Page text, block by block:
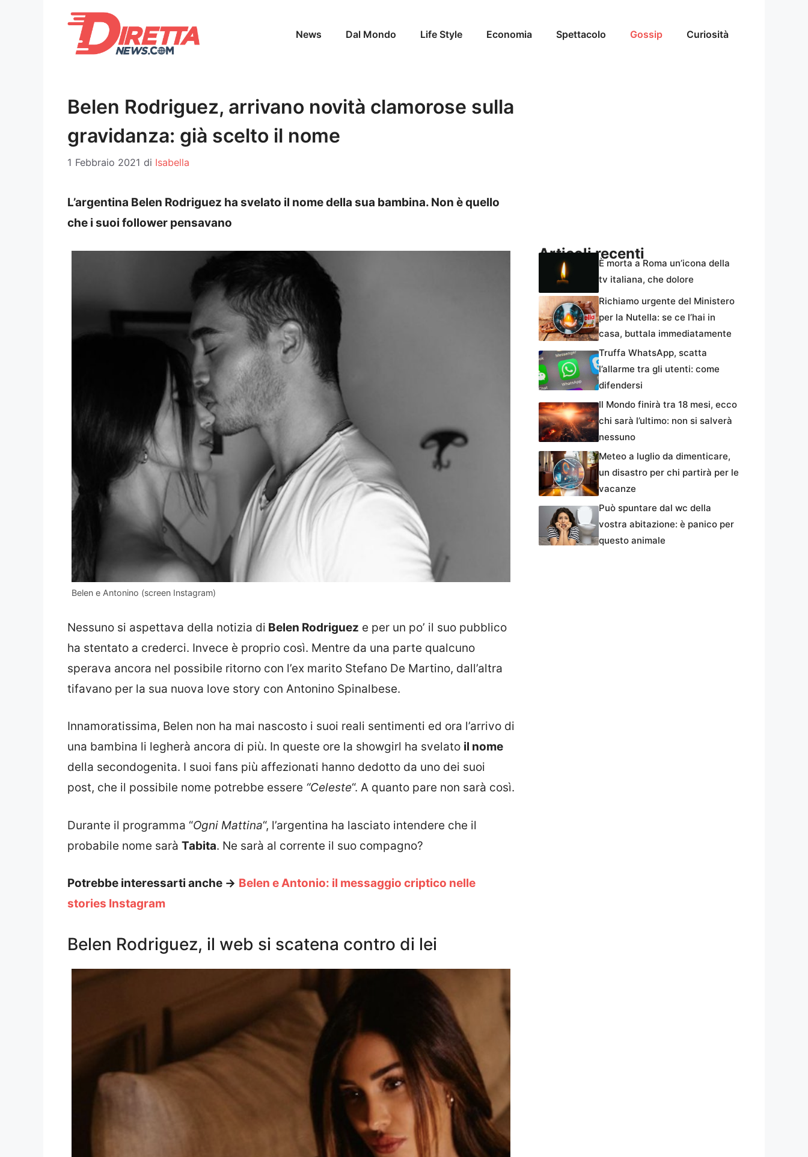
News Dal Mondo Life Style Economia Spettacolo Gossip Curiosità
Belen Rodriguez, arrivano novità clamorose sulla
gravidanza: già scelto il nome
1 Febbraio 2021 di Isabella
L’argentina Belen Rodriguez ha svelato il nome della sua bambina. Non è quello
che i suoi follower pensavano
Belen e Antonino (screen Instagram)
Nessuno si aspettava della notizia di Belen Rodriguez e per un po’ il suo pubblico
ha stentato a crederci. Invece è proprio così. Mentre da una parte qualcuno
sperava ancora nel possibile ritorno con l’ex marito Stefano De Martino, dall’altra
tifavano per la sua nuova love story con Antonino Spinalbese.
Innamoratissima, Belen non ha mai nascosto i suoi reali sentimenti ed ora l’arrivo di
una bambina li legherà ancora di più. In queste ore la showgirl ha svelato il nome
della secondogenita. I suoi fans più affezionati hanno dedotto da uno dei suoi
post, che il possibile nome potrebbe essere “Celeste“. A quanto pare non sarà così.
Durante il programma “Ogni Mattina“, l’argentina ha lasciato intendere che il
probabile nome sarà Tabita. Ne sarà al corrente il suo compagno?
Potrebbe interessarti anche -> Belen e Antonio: il messaggio criptico nelle
stories Instagram
Belen Rodriguez, il web si scatena contro di lei
Articoli recenti
È morta a Roma un’icona della
tv italiana, che dolore
Richiamo urgente del Ministero
per la Nutella: se ce l’hai in
casa, buttala immediatamente
Truffa WhatsApp, scatta
l’allarme tra gli utenti: come
difendersi
Il Mondo finirà tra 18 mesi, ecco
chi sarà l’ultimo: non si salverà
nessuno
Meteo a luglio da dimenticare,
un disastro per chi partirà per le
vacanze
Può spuntare dal wc della
vostra abitazione: è panico per
questo animale